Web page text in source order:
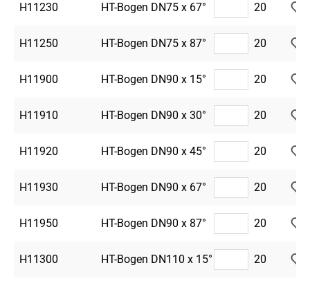
H11230 HT-Bogen DN75 x 67° 20
H11250 HT-Bogen DN75 x 87° 20
H11900 HT-Bogen DN90 x 15° 20
H11910 HT-Bogen DN90 x 30° 20
H11920 HT-Bogen DN90 x 45° 20
H11930 HT-Bogen DN90 x 67° 20
H11950 HT-Bogen DN90 x 87° 20
H11300 HT-Bogen DN110 x 15° 20